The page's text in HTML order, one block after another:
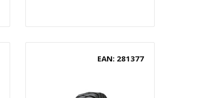
EAN: 281377